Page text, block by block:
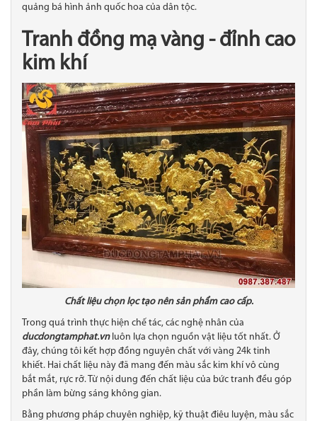
quảng bá hình ảnh quốc hoa của dân tộc.
Tranh đồng mạ vàng - đỉnh cao
kim khí
Chất liệu chọn lọc tạo nên sản phẩm cao cấp.
Trong quá trình thực hiện chế tác, các nghệ nhân của
ducdongtamphat.vnluôn lựa chọn nguồn vật liệu tốt nhất. Ở
đây, chúng tôi kết hợp đồng nguyên chất với vàng 24k tinh
khiết. Hai chất liệu này đã mang đến màu sắc kim khí vô cùng
bắt mắt, rực rỡ. Từ nội dung đến chất liệu của bức tranh đều góp
phần làm bừng sáng không gian.
Bằng phương pháp chuyên nghiệp, kỹ thuật điêu luyện, màu sắc